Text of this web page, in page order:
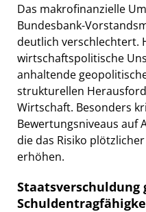
Das makrofinanzielle
Bundesbank-
deutlich verschlechtert.
wirtschaftspolitische
anhaltende
strukturellen
Wirtschaft. Besonders
Bewertungsniveaus auf
die das Risiko
erhöhen.
Staatsverschuldung